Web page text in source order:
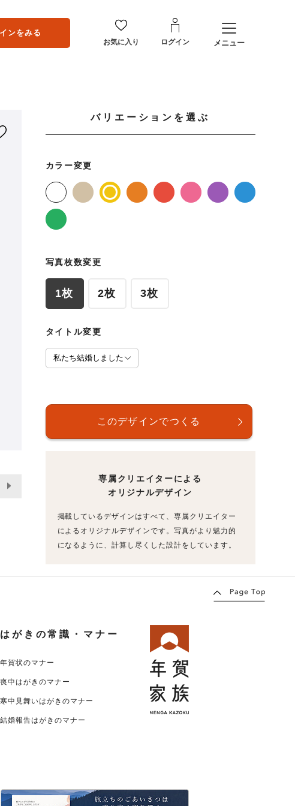
ンをみる
お気に入り ログイン メニュー
バリエーションを選ぶ
カラー変更
写真枚数変更
1枚 2枚 3枚
タイトル変更
専属クリエイターによる
オリジナルデザイン
掲載しているデザインはすべて、専属クリエイター
によるオリジナルデザインです。写真がより魅力的
になるように、計算し尽くした設計をしています。
はがきの常識・マナー
年賀状のマナー
喪中はがきのマナー
寒中見舞いはがきのマナー
結婚報告はがきのマナー